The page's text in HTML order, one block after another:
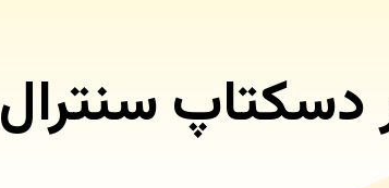
دسکتاپ سنترال